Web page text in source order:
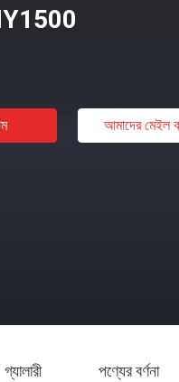
আমাদের মেইল
গ্যালারী পণ্যের বর্ণনা